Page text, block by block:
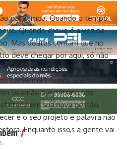
para limpa. Quando o tempo
Quando chove é a vez da
Mas boatos contam que no
deve chegar por aqui, só não
Na época quando estavam
conveima 1, fomos até o
Gusmão e o mesmo nos
em sua nova gestão,
e o seu projeto e palavra não
Enquanto isso,s a gente vai